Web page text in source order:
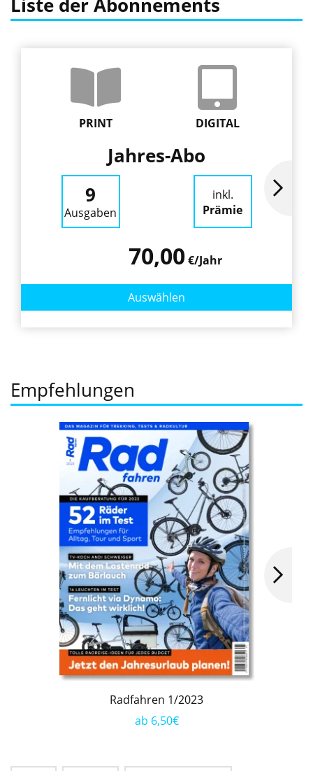
PRINT DIGITAL
Jahres-Abo
9
Ausgaben
inkl.
Prämie
70,00€/Jahr
Auswählen
Empfehlungen
Radfahren 1/2023
ab 6,50€